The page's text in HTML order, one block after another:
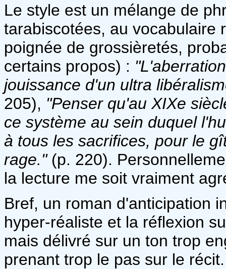
Le style est un mélange de
tarabiscotées, au vocabulaire
poignée de grossièretés,
certains propos) :
jouissance d'un ultra
205), "Penser qu'au XIXe
ce système au sein duquel
à tous les sacrifices, pour le
rage."(p. 220).
la lecture me soit vraiment
Bref, un roman d'anticipation
hyper-réaliste et la réflexion
mais délivré sur un ton trop
prenant trop le pas sur le récit.